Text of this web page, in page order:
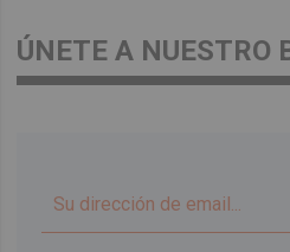
ÚNETE A NUESTRO